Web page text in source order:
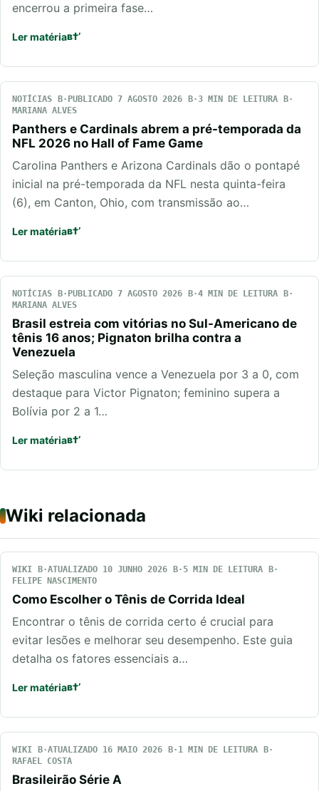
encerrou a primeira fase…
Ler matéria
NOTÍCIAS PUBLICADO 7 AGOSTO 2026
3 MIN DE LEITURA
MARIANA ALVES
Panthers e Cardinals abrem a pré-temporada da
NFL 2026 no Hall of Fame Game
Carolina Panthers e Arizona Cardinals dão o pontapé
inicial na pré-temporada da NFL nesta quinta-feira
(6), em Canton, Ohio, com transmissão ao…
Ler matéria
NOTÍCIAS PUBLICADO 7 AGOSTO 2026
4 MIN DE LEITURA
MARIANA ALVES
Brasil estreia com vitórias no Sul-Americano de
tênis 16 anos; Pignaton brilha contra a
Venezuela
Seleção masculina vence a Venezuela por 3 a 0, com
destaque para Victor Pignaton; feminino supera a
Bolívia por 2 a 1…
Ler matéria
Wiki relacionada
WIKI ATUALIZADO 10 JUNHO 2026
5 MIN DE LEITURA
FELIPE NASCIMENTO
Como Escolher o Tênis de Corrida Ideal
Encontrar o tênis de corrida certo é crucial para
evitar lesões e melhorar seu desempenho. Este guia
detalha os fatores essenciais a…
Ler matéria
WIKI ATUALIZADO 16 MAIO 2026
1 MIN DE LEITURA
RAFAEL COSTA
Brasileirão Série A